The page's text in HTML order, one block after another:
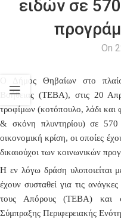
ειδών σε
On
Ο Δήμος Θηβαίων στο
Βοήθειας (ΤΕΒΑ), στις 20
τροφίμων (κοτόπουλο, λάδι
& σκόνη πλυντηρίου)σε 570
οικονομική κρίση, οι οποίες
δικαιούχοι των κοινωνικών
Η εν λόγω δράση υλοποιείται
έχουν συσταθεί για τις
τους Απόρους (ΤΕΒΑ) και
Σύμπραξης Περιφερειακής